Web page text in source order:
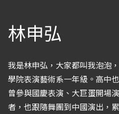
林申弘
我是林申弘，大家都叫我泡泡
學院表演藝術系一年級。高中
曾參與國慶表演、大巨蛋開場
者，也跟隨舞團到中國演出，